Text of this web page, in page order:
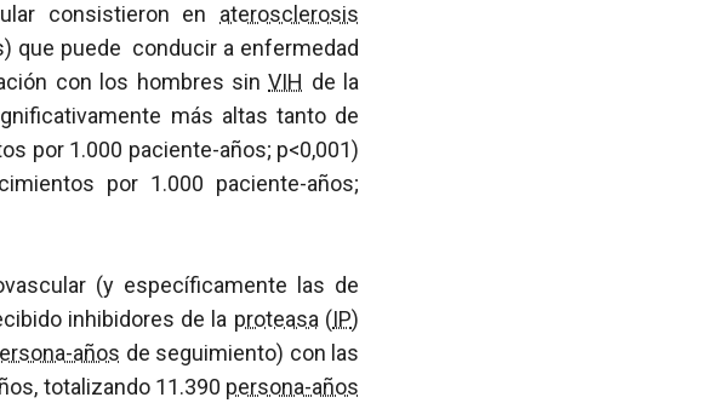
consistieron en aterosclerosis
que puede conducir a enfermedad
con los hombres sinVIH de la
más altas tanto de
por 1.000 paciente-años; p<0,001)
por 1.000 paciente-años;
(y específicamente las de
inhibidores de la proteasa (IP)
años de seguimiento) con las
totalizando 11.390 persona-años